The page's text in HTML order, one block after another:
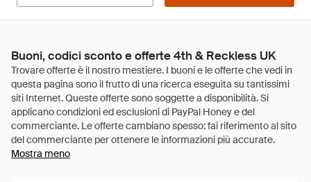
Buoni, codici sconto e offerte 4th & Reckless UK
Mostra meno